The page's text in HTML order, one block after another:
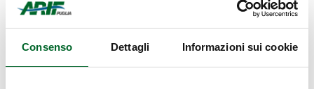
Consenso Dettagli Informazioni sui cookie
Environmental Climate Opportunities For Low-Impact
Options in Wastewater Treatment, finanziato nell’ambito del
ProgrammaInterreg VI-A Grecia–Italia 2021–2027.
L’iniziativa, promossa daAcquedotto Pugliesein qualità di